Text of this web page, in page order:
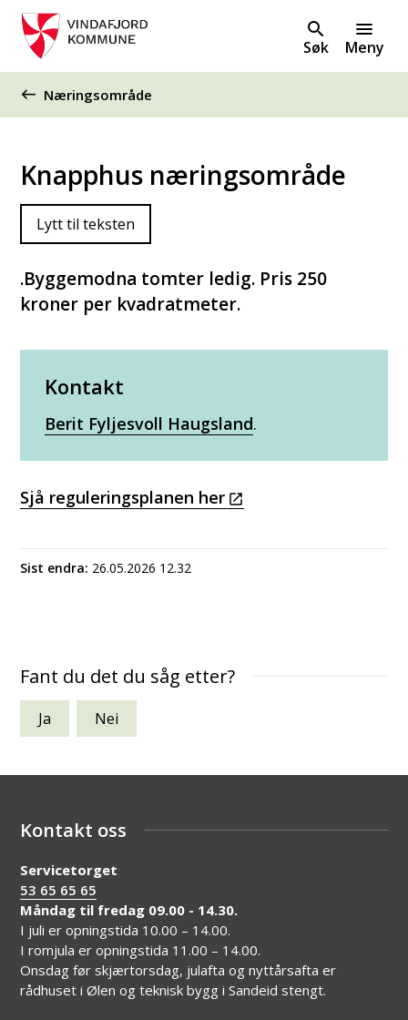
Søk Meny
Du er her:
Næringsområde
Knapphus næringsområde
Lytt til teksten
.Byggemodna tomter ledig. Pris 250
kroner per kvadratmeter.
Kontakt
Berit Fyljesvoll Haugsland.
Sjå reguleringsplanen her
Sist endra 26.05.2026 12.32
Fant du det du såg etter?
Ja Nei
Kontakt oss
Servicetorget
53 65 65 65
Måndag til fredag 09.00 - 14.30.
I juli er opningstida 10.00 – 14.00.
I romjula er opningstida 11.00 – 14.00.
Onsdag før skjærtorsdag, julafta og nyttårsafta er
rådhuset i Ølen og teknisk bygg i Sandeid stengt.